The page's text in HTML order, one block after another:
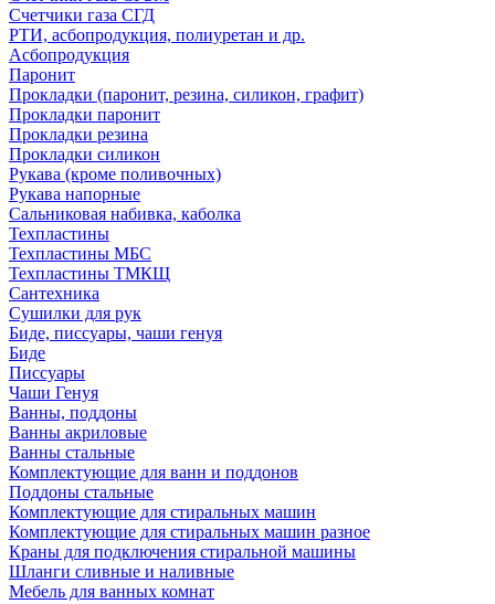
Счетчики газа СГД
РТИ, асбопродукция, полиуретан и др.
Асбопродукция
Паронит
Прокладки (паронит, резина, силикон, графит)
Прокладки паронит
Прокладки резина
Прокладки силикон
Рукава (кроме поливочных)
Рукава напорные
Сальниковая набивка, каболка
Техпластины
Техпластины МБС
Техпластины ТМКЩ
Сантехника
Сушилки для рук
Биде, писсуары, чаши генуя
Биде
Писсуары
Чаши Генуя
Ванны, поддоны
Ванны акриловые
Ванны стальные
Комплектующие для ванн и поддонов
Поддоны стальные
Комплектующие для стиральных машин
Комплектующие для стиральных машин разное
Краны для подключения стиральной машины
Шланги сливные и наливные
Мебель для ванных комнат